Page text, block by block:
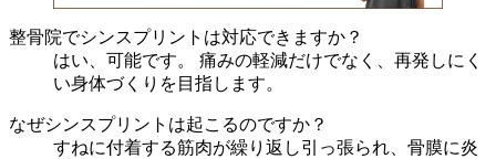
整骨院でシンスプリントは対応できますか？
はい、可能です。 痛みの軽減だけでなく、再発しにく
い身体づくりを目指します。
なぜシンスプリントは起こるのですか？
すねに付着する筋肉が繰り返し引っ張られ、骨膜に炎